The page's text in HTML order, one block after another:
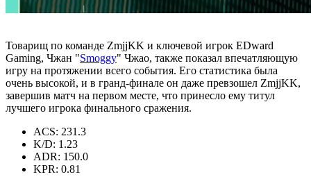
Товарищ по команде ZmjjKK и ключевой игрок EDward
Gaming, Чжан "Smoggy" Чжао, также показал впечатляющую
игру на протяжении всего события. Его статистика была
очень высокой, и в гранд-финале он даже превзошел ZmjjKK,
завершив матч на первом месте, что принесло ему титул
лучшего игрока финального сражения.
ACS: 231.3
K/D: 1.23
ADR: 150.0
KPR: 0.81